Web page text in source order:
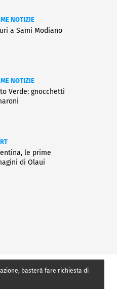
NOTIZIE
a Sami Modiano
NOTIZIE
Verde: gnocchetti
le prime
di Olaui
basterà fare richiesta di